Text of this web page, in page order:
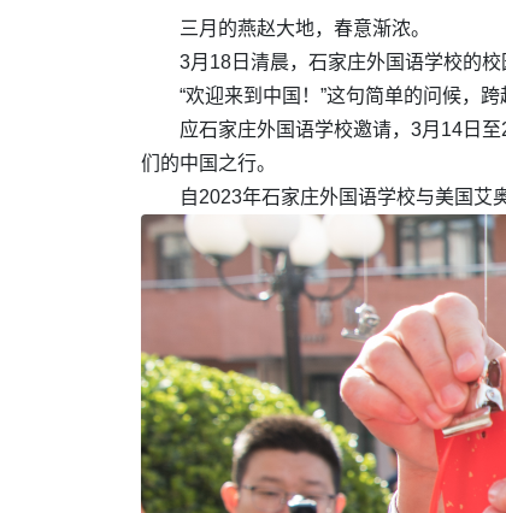
三月的燕赵大地，春意渐浓。
3月18日清晨，石家庄外国语学校的
“欢迎来到中国！”这句简单的问候，跨
应石家庄外国语学校邀请，3月14日
们的中国之行。
自2023年石家庄外国语学校与美国艾